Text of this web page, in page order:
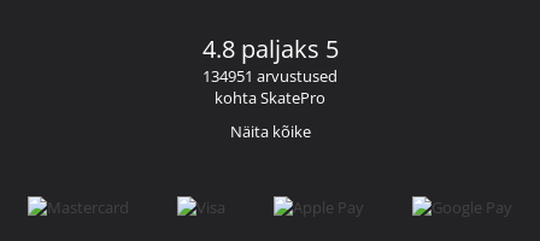
4.8 paljaks 5
134951 arvustused
kohta SkatePro
Näita kõike